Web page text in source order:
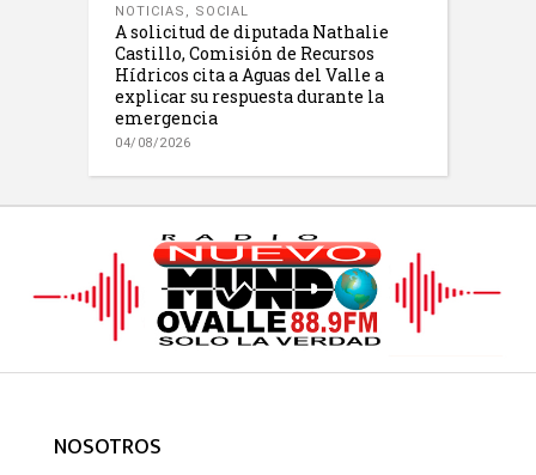
NOTICIAS , SOCIAL
A solicitud de diputada Nathalie
Castillo, Comisión de Recursos
Hídricos cita a Aguas del Valle a
explicar su respuesta durante la
emergencia
04/08/2026
NOSOTROS